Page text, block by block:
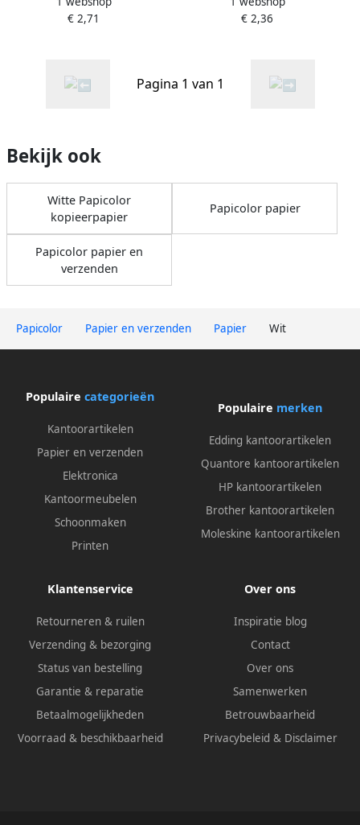
Papicolor Papier en verzenden Papier Wit
€ 2,71
€ 2,36
Pagina 1 van 1
Bekijk ook
Witte Papicolor
kopieerpapier
Papicolor papier
Papicolor papier en
verzenden
Populaire categorieën
Kantoorartikelen
Papier en verzenden
Elektronica
Kantoormeubelen
Schoonmaken
Printen
Populaire merken
Edding kantoorartikelen
Quantore kantoorartikelen
HP kantoorartikelen
Brother kantoorartikelen
Moleskine kantoorartikelen
Klantenservice
Retourneren & ruilen
Verzending & bezorging
Status van bestelling
Garantie & reparatie
Betaalmogelijkheden
Voorraad & beschikbaarheid
Over ons
Inspiratie blog
Contact
Over ons
Samenwerken
Betrouwbaarheid
Privacybeleid & Disclaimer